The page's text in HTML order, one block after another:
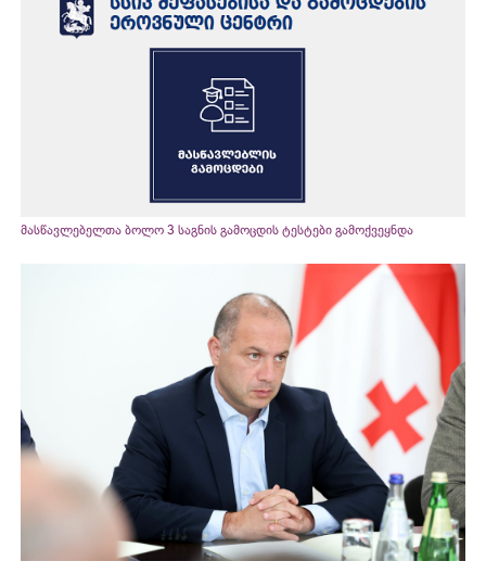
მასწავლებელთა ბოლო 3 საგნის გამოცდის ტესტები გამოქვეყნდა